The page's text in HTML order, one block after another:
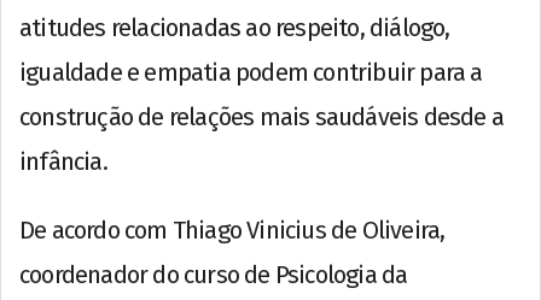
atitudes relacionadas ao respeito, diálogo,
igualdade e empatia podem contribuir para a
construção de relações mais saudáveis desde a
infância.
De acordo com Thiago Vinicius de Oliveira,
coordenador do curso de Psicologia da